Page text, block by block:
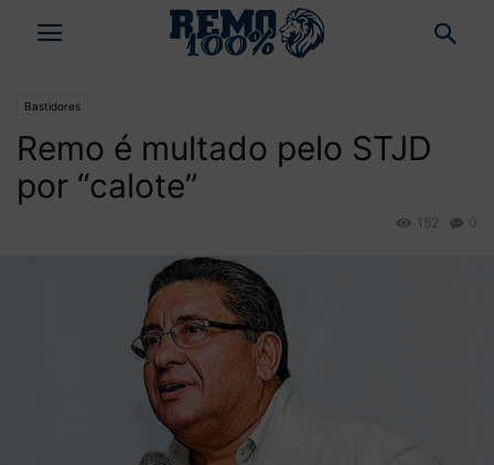
Bastidores
Remo é multado pelo STJD
por “calote”
0
152